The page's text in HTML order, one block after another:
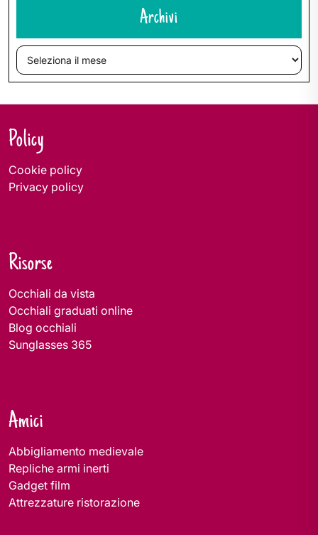
Archivi
Archivi
Policy
Cookie policy
Privacy policy
Risorse
Occhiali da vista
Occhiali graduati online
Blog occhiali
Sunglasses 365
Amici
Abbigliamento medievale
Repliche armi inerti
Gadget film
Attrezzature ristorazione